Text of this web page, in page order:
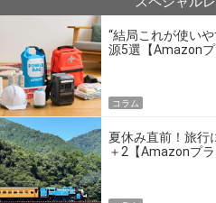
“結局これが使い
源5選【Amazon
コラム
夏休み直前！旅行
＋2【Amazonプ